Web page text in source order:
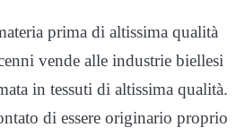
prima di altissima qualità
vende alle industrie biellesi
in tessuti di altissima qualità.
di essere originario proprio